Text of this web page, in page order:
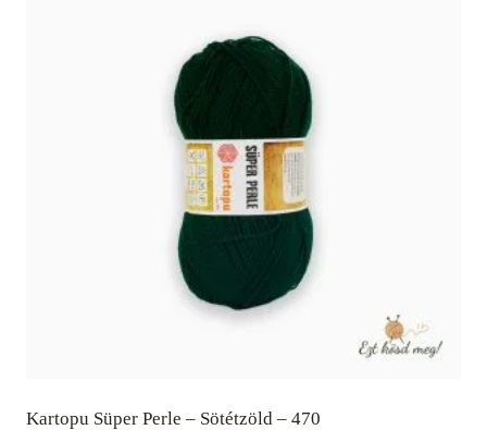
Kartopu Süper Perle – Sötétzöld – 470